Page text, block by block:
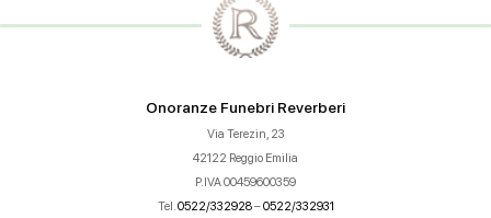
Onoranze Funebri Reverberi
Via Terezin, 23
42122 Reggio Emilia
P.IVA 00459600359
Tel. 0522/332928–0522/332931